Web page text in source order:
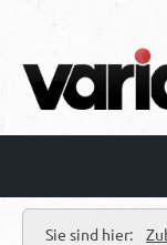
Sie sind hier: